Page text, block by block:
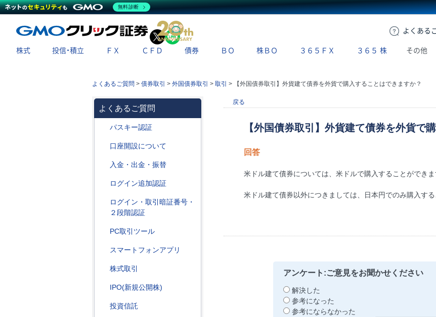
よくある
X
株式 投信・積立 ＦＸ ＣＦＤ 債券 ＢＯ 株ＢＯ ３６５ＦＸ ３６５ 株 その他
よくあるご質問 > 債券取引 > 外国債券取引 > 取引 > 【外国債券取引】外貨建て債券を外貨で購入することはできますか？
よくあるご質問
パスキー認証
口座開設について
入金・出金・振替
ログイン追加認証
ログイン・取引暗証番号・
２段階認証
PC取引ツール
スマートフォンアプリ
株式取引
IPO(新規公開株)
投資信託
戻る
【外国債券取引】外貨建て債券を外貨で
回答
米ドル建て債券については、米ドルで購入することができま
米ドル建て債券以外につきましては、日本円でのみ購入する
アンケート:ご意見をお聞かせください
解決した
参考になった
参考にならなかった
無料診断